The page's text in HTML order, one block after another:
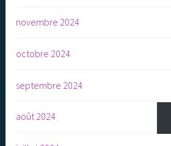
novembre 2024
octobre 2024
septembre 2024
août 2024